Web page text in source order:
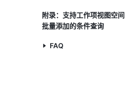
附录：支持工作项视图空间
批量添加的条件查询​
FAQ​